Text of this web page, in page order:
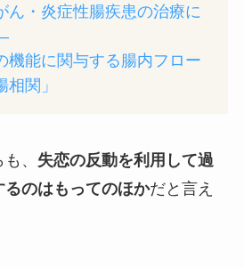
ん・炎症性腸疾患の治療に
機能に関与する腸内フロー
相関」
、 失恋の反動を利用して過
のはもってのほかだと言え